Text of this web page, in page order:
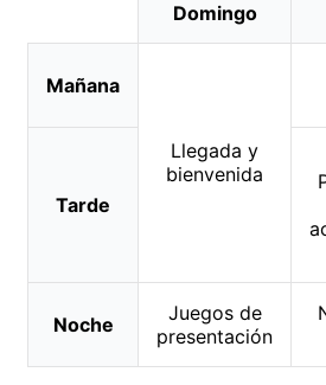
Domingo
Mañana
Llegada y
bienvenida
Tarde
Noche
Juegos de
presentación